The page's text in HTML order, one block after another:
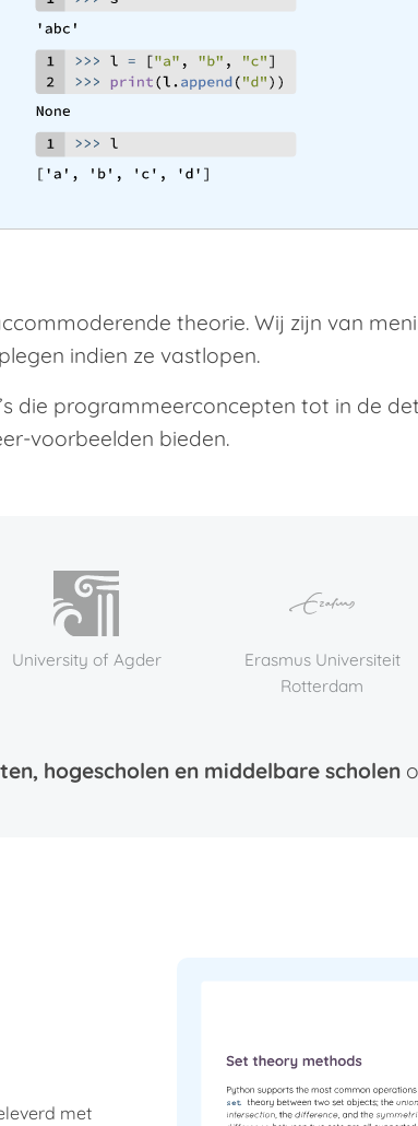
theorie. Wij zijn van
indien ze vastlopen.
die programmeerconcepten tot in de
voorbeelden bieden.
of Agder
Erasmus Universiteit
hogescholen en middelbare scholen
met